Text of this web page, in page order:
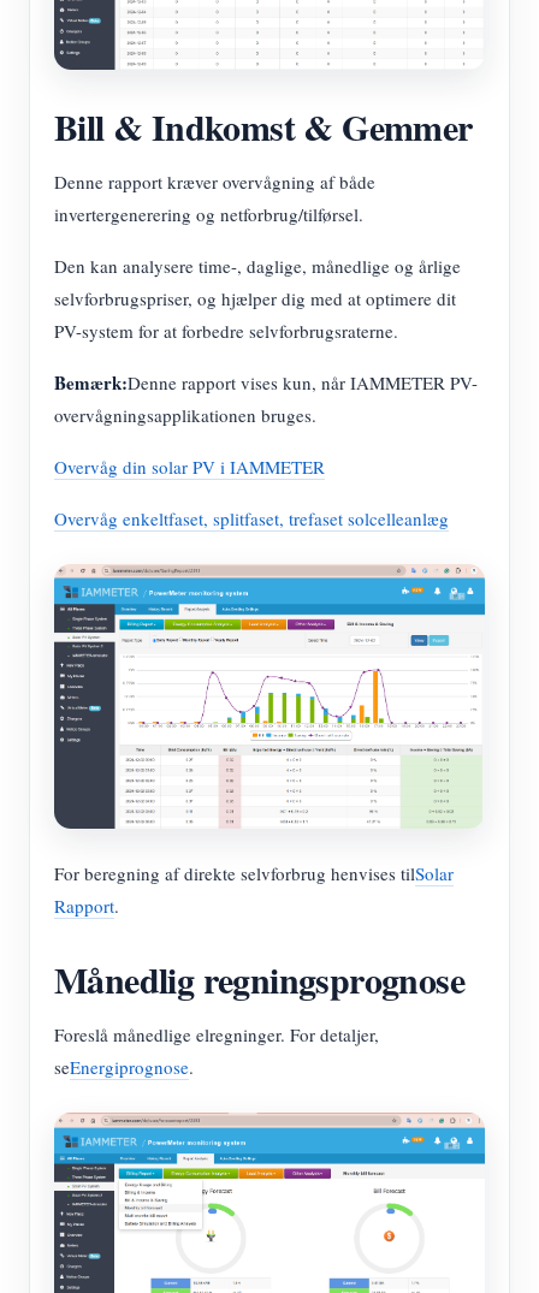
Bill & Indkomst & Gemmer
Denne rapport kræver overvågning af både
invertergenerering og netforbrug/tilførsel.
Den kan analysere time-, daglige, månedlige og årlige
selvforbrugspriser, og hjælper dig med at optimere dit
PV-system for at forbedre selvforbrugsraterne.
Bemærk:Denne rapport vises kun, når IAMMETER PV-
overvågningsapplikationen bruges.
Overvåg din solar PV i IAMMETER
Overvåg enkeltfaset, splitfaset, trefaset solcelleanlæg
For beregning af direkte selvforbrug henvises tilSolar
Rapport.
Månedlig regningsprognose
Foreslå månedlige elregninger. For detaljer,
seEnergiprognose.